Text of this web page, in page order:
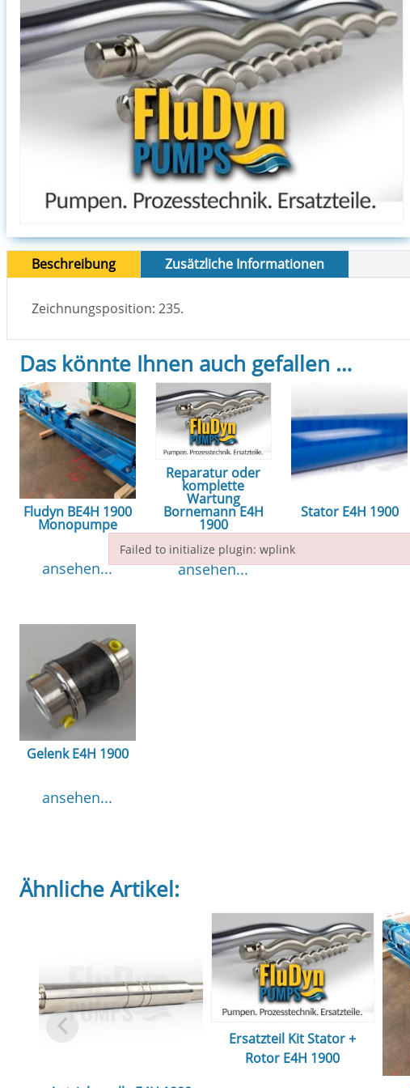
Beschreibung Zusätzliche Informationen
Zeichnungsposition: 235.
Das könnte Ihnen auch gefallen …
Fludyn BE4H 1900
Monopumpe
ansehen...
Reparatur oder
komplette
Wartung
Bornemann E4H
1900
ansehen...
Stator E4H 1900
Gelenk E4H 1900
ansehen...
Ähnliche Artikel:
Ersatzteil Kit Stator +
Rotor E4H 1900
Failed to initialize plugin: wplink
Failed to initialize plugin: wplink